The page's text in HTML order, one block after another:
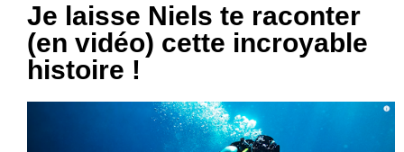
Je laisse Niels te raconter
(en vidéo) cette incroyable
histoire !